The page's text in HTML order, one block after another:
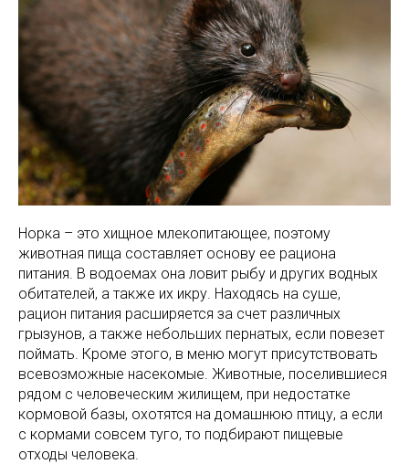
Норка – это хищное млекопитающее, поэтому
животная пища составляет основу ее рациона
питания. В водоемах она ловит рыбу и других водных
обитателей, а также их икру. Находясь на суше,
рацион питания расширяется за счет различных
грызунов, а также небольших пернатых, если повезет
поймать. Кроме этого, в меню могут присутствовать
всевозможные насекомые. Животные, поселившиеся
рядом с человеческим жилищем, при недостатке
кормовой базы, охотятся на домашнюю птицу, а если
с кормами совсем туго, то подбирают пищевые
отходы человека.